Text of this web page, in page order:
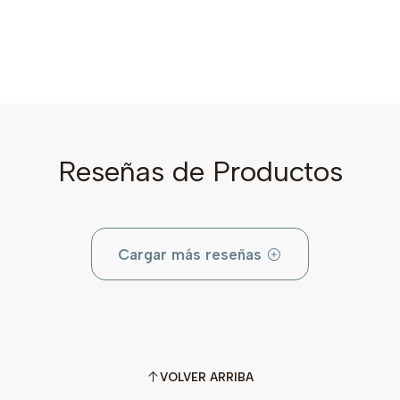
Reseñas de Productos
Cargar más reseñas
VOLVER ARRIBA